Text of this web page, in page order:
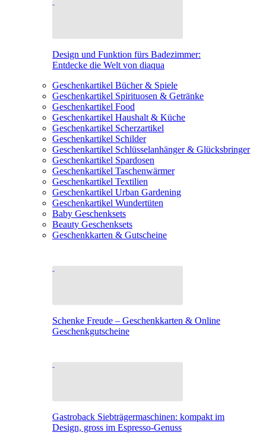
Design und Funktion fürs Badezimmer:
Entdecke die Welt von diaqua
Geschenkartikel Bücher & Spiele
Geschenkartikel Spirituosen & Getränke
Geschenkartikel Food
Geschenkartikel Haushalt & Küche
Geschenkartikel Scherzartikel
Geschenkartikel Schilder
Geschenkartikel Schlüsselanhänger & Glücksbringer
Geschenkartikel Spardosen
Geschenkartikel Taschenwärmer
Geschenkartikel Textilien
Geschenkartikel Urban Gardening
Geschenkartikel Wundertüten
Baby Geschenksets
Beauty Geschenksets
Geschenkkarten & Gutscheine
Schenke Freude – Geschenkkarten & Online
Geschenkgutscheine
Gastroback Siebträgermaschinen: kompakt im
Design, gross im Espresso-Genuss